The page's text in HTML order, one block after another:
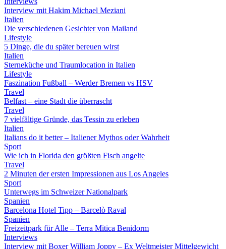
Interview mit Hakim Michael Meziani
Italien
Die verschiedenen Gesichter von Mailand
Lifestyle
5 Dinge, die du später bereuen wirst
Italien
Sterneküche und Traumlocation in Italien
Lifestyle
Faszination Fußball – Werder Bremen vs HSV
Travel
Belfast – eine Stadt die überrascht
Travel
7 vielfältige Gründe, das Tessin zu erleben
Italien
Italians do it better – Italiener Mythos oder Wahrheit
Sport
Wie ich in Florida den größten Fisch angelte
Travel
2 Minuten der ersten Impressionen aus Los Angeles
Sport
Unterwegs im Schweizer Nationalpark
Spanien
Barcelona Hotel Tipp – Barcelò Raval
Spanien
Freizeitpark für Alle – Terra Mitica Benidorm
Interviews
Interview mit Boxer William Joppy – Ex Weltmeister Mittelgewicht